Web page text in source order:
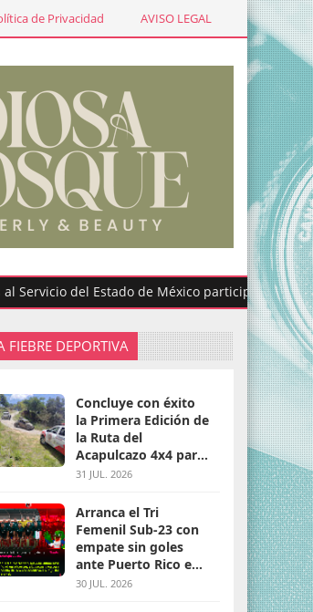
de Privacidad AVISO LEGAL
del Estado de México participa en
FIEBRE DEPORTIVA
Concluye con éxito
la Primera Edición de
la Ruta del
Acapulcazo 4x4 para
parejas
31 JUL. 2026
Arranca el Tri
Femenil Sub-23 con
empate sin goles
ante Puerto Rico en
Santo Domingo 2026
30 JUL. 2026